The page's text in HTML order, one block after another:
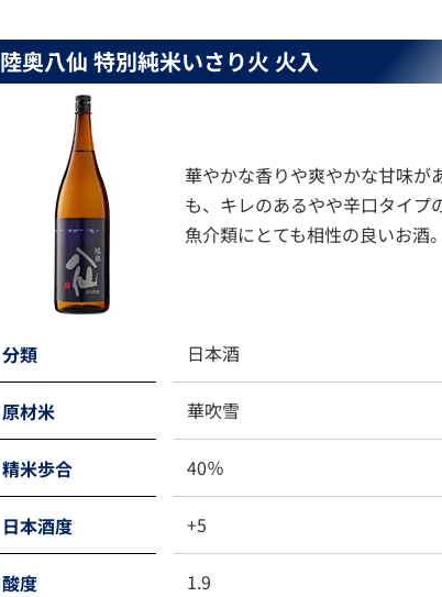
陸奥八仙 特別純米いさり火 火入
華やかな香りや爽やかな甘味が
も、キレのあるやや辛口タイプ
魚介類にとても相性の良いお酒。
分類 日本酒
原材米 華吹雪
精米歩合 40％
日本酒度 +5
酸度 1.9